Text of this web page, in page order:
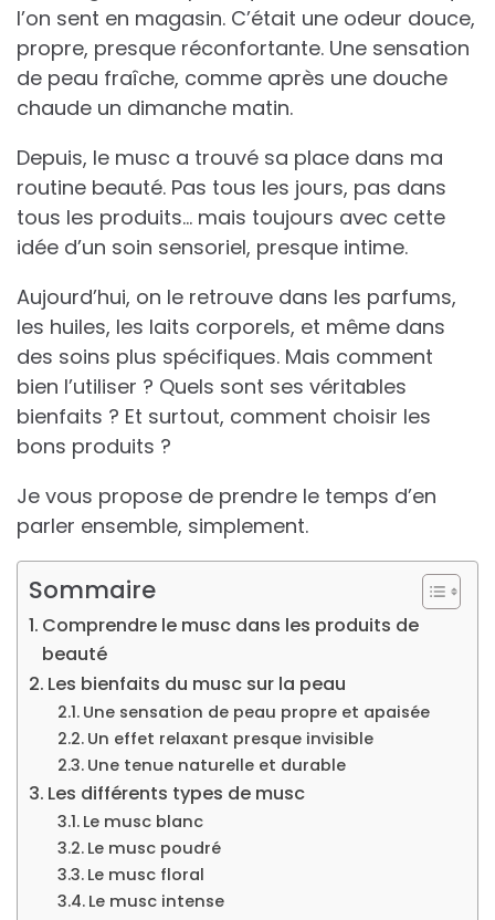
l’on sent en magasin. C’était une odeur douce,
propre, presque réconfortante. Une sensation
de peau fraîche, comme après une douche
chaude un dimanche matin.
Depuis, le musc a trouvé sa place dans ma
routine beauté. Pas tous les jours, pas dans
tous les produits… mais toujours avec cette
idée d’un soin sensoriel, presque intime.
Aujourd’hui, on le retrouve dans les parfums,
les huiles, les laits corporels, et même dans
des soins plus spécifiques. Mais comment
bien l’utiliser ? Quels sont ses véritables
bienfaits ? Et surtout, comment choisir les
bons produits ?
Je vous propose de prendre le temps d’en
parler ensemble, simplement.
Sommaire
Comprendre le musc dans les produits de
beauté
Les bienfaits du musc sur la peau
Une sensation de peau propre et apaisée
Un effet relaxant presque invisible
Une tenue naturelle et durable
Les différents types de musc
Le musc blanc
Le musc poudré
Le musc floral
Le musc intense